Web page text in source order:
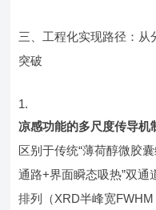
三、工程化实现路径：
突破
凉感功能的多尺度传导机
区别于传统“薄荷醇微胶
通路+界面瞬态吸热”双通
排列（XRD半峰宽